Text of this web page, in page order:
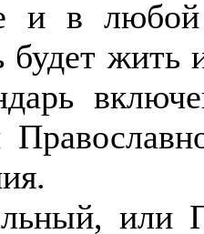
и в
будет жить
или